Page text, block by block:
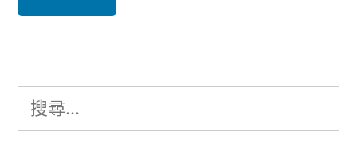
搜
尋